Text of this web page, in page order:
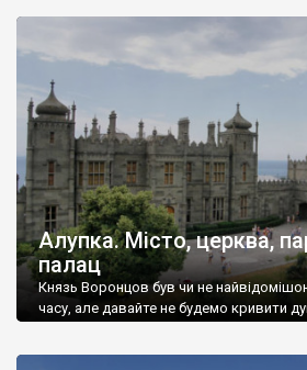
Алупка. Місто, церква,
палац
Князь Воронцов був чи не
часу, але давайте не будемо кривити